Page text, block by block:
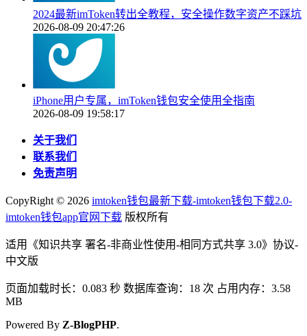
2024最新imToken转出全教程，安全操作数字资产不踩坑
2026-08-09 20:47:26
iPhone用户专属，imToken钱包安全使用全指南
2026-08-09 19:58:17
关于我们
联系我们
免责声明
CopyRight © 2026 imtoken钱包最新下载-imtoken钱包下载2.0-
imtoken钱包app官网下载 版权所有
适用《知识共享 署名-非商业性使用-相同方式共享 3.0》协议-
中文版
页面加载时长：0.083 秒 数据库查询：18 次 占用内存：3.58
MB
Powered By Z-BlogPHP.